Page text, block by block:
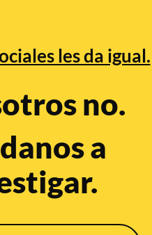
les da igual.
no.
a
la
a aldeas
This content has NOT yet been